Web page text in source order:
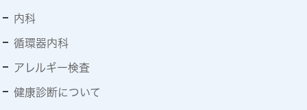
内科
循環器内科
アレルギー検査
健康診断について